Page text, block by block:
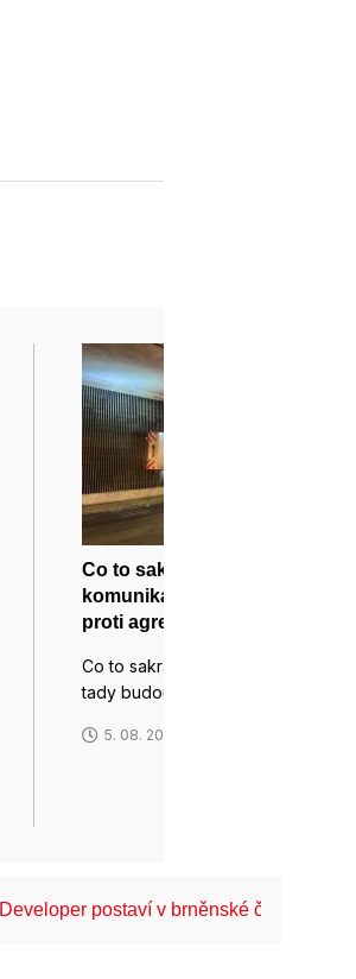
Co to sakra dělá? Brněnské
komunikace startují kampaň
proti agresi v dopravě
Co to sakra dělá? Zrovna teď to
tady budou opravovat……
5. 08. 2026
Developer postaví v brněnské části